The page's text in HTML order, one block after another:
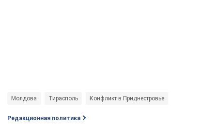
Молдова Тирасполь Конфликт в Приднестровье
Редакционная политика